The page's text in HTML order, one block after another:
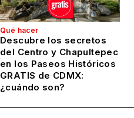
Qué hacer
Descubre los secretos
del Centro y Chapultepec
en los Paseos Históricos
GRATIS de CDMX:
¿cuándo son?